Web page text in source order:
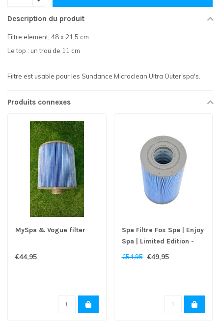
Description du produit
Filtre element, 48 x 21,5 cm
Le top : un trou de 11 cm
Filtre est usable pour les Sundance Microclean Ultra Outer spa's.
Produits connexes
MySpa & Vogue filter
€44,95
Spa Filtre Fox Spa | Enjoy
Spa | Limited Edition -
Copy
€54,95 €49,95